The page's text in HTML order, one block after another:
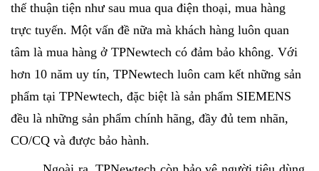
thế thuận tiện như sau mua qua điện thoại, mua hàng
trực tuyến. Một vấn đề nữa mà khách hàng luôn quan
tâm là mua hàng ở TPNewtech có đảm bảo không. Với
hơn 10 năm uy tín, TPNewtech luôn cam kết những sản
phẩm tại TPNewtech, đặc biệt là sản phẩm SIEMENS
đều là những sản phẩm chính hãng, đầy đủ tem nhãn,
CO/CQ và được bảo hành.